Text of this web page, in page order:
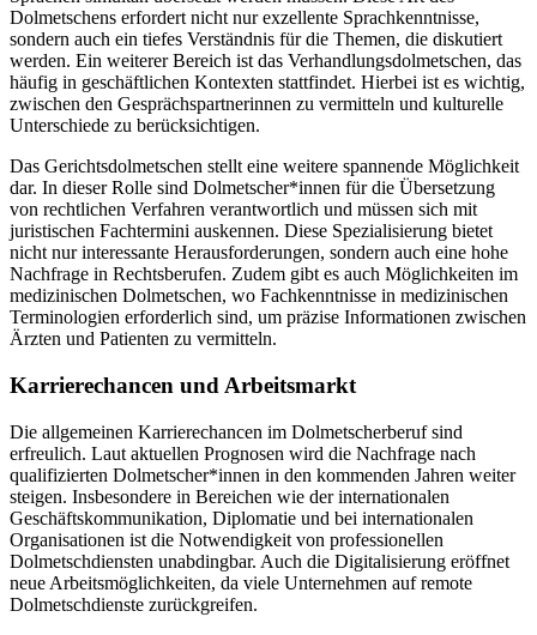
Dolmetschens erfordert nicht nur exzellente Sprachkenntnisse,
sondern auch ein tiefes Verständnis für die Themen, die diskutiert
werden. Ein weiterer Bereich ist das Verhandlungsdolmetschen, das
häufig in geschäftlichen Kontexten stattfindet. Hierbei ist es wichtig,
zwischen den Gesprächspartnerinnen zu vermitteln und kulturelle
Unterschiede zu berücksichtigen.
Das Gerichtsdolmetschen stellt eine weitere spannende Möglichkeit
dar. In dieser Rolle sind Dolmetscher*innen für die Übersetzung
von rechtlichen Verfahren verantwortlich und müssen sich mit
juristischen Fachtermini auskennen. Diese Spezialisierung bietet
nicht nur interessante Herausforderungen, sondern auch eine hohe
Nachfrage in Rechtsberufen. Zudem gibt es auch Möglichkeiten im
medizinischen Dolmetschen, wo Fachkenntnisse in medizinischen
Terminologien erforderlich sind, um präzise Informationen zwischen
Ärzten und Patienten zu vermitteln.
Karrierechancen und Arbeitsmarkt
Die allgemeinen Karrierechancen im Dolmetscherberuf sind
erfreulich. Laut aktuellen Prognosen wird die Nachfrage nach
qualifizierten Dolmetscher*innen in den kommenden Jahren weiter
steigen. Insbesondere in Bereichen wie der internationalen
Geschäftskommunikation, Diplomatie und bei internationalen
Organisationen ist die Notwendigkeit von professionellen
Dolmetschdiensten unabdingbar. Auch die Digitalisierung eröffnet
neue Arbeitsmöglichkeiten, da viele Unternehmen auf remote
Dolmetschdienste zurückgreifen.